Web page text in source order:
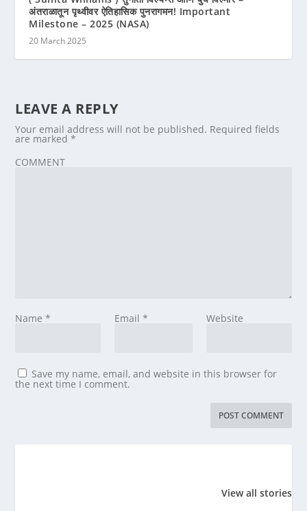
अंतराळातून पृथ्वीवर ऐतिहासिक पुनरागमन! Important
Milestone – 2025 (NASA)
20 March 2025
LEAVE A REPLY
Your email address will not be published. Required fields
are marked*
COMMENT
Name* Email * Website
Save my name, email, and website in this browser for
the next time I comment.
View all stories
ठिकाणे